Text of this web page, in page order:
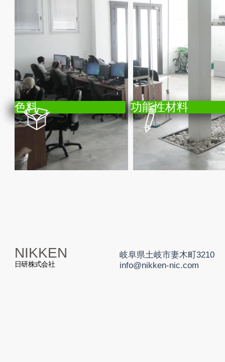
功能性材料
色料
NIKKEN
日研株式会社
岐阜県土岐市妻木町3210
info@nikken-nic.com